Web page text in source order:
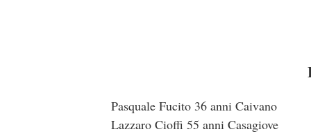
Pasquale Fucito 36 anni Caivano
Lazzaro Cioffi 55 anni Casagiove